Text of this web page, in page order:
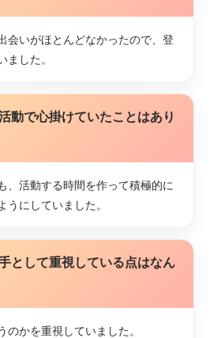
会いがほとんどなかったので、登
ました。
動で心掛けていたことはあり
、活動する時間を作って積極的に
うにしていました。
として重視している点はなん
のかを重視していました。